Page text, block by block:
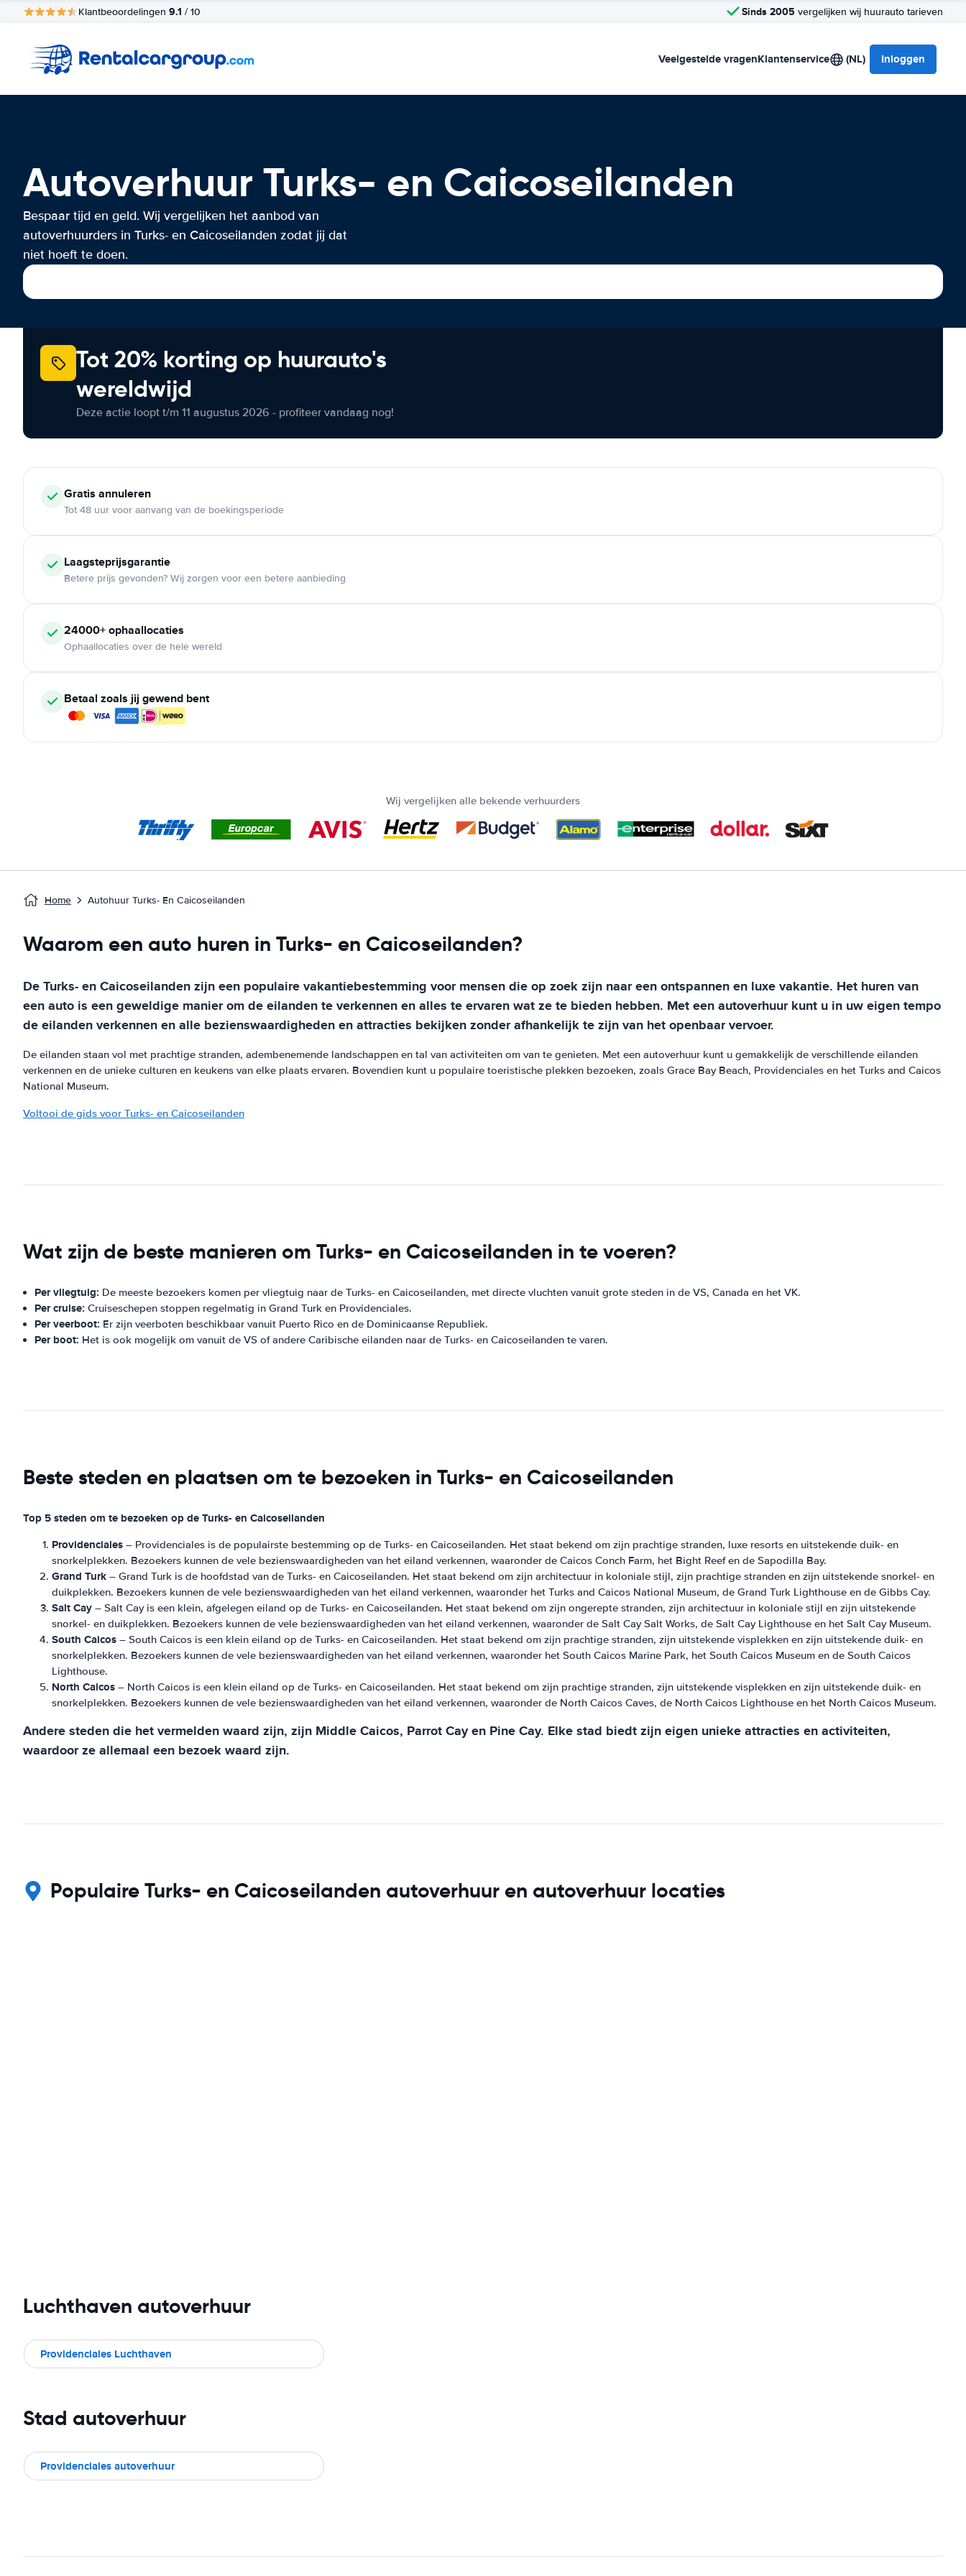
Klantbeoordelingen 9.1 / 10 Sinds 2005 vergelijken wij huurauto tarieven
Veelgestelde vragenKlantenservice (NL) Inloggen
Autoverhuur Turks- en Caicoseilanden
Bespaar tijd en geld. Wij vergelijken het aanbod van
autoverhuurders in Turks- en Caicoseilanden zodat jij dat
niet hoeft te doen.
Tot 20% korting op huurauto's
wereldwijd
Deze actie loopt t/m 11 augustus 2026 - profiteer vandaag nog!
Gratis annuleren
Tot 48 uur voor aanvang van de boekingsperiode
Laagsteprijsgarantie
Betere prijs gevonden? Wij zorgen voor een betere aanbieding
24000+ ophaallocaties
Ophaallocaties over de hele wereld
Betaal zoals jij gewend bent
Wij vergelijken alle bekende verhuurders
Home Autohuur Turks- En Caicoseilanden
Waarom een auto huren in Turks- en Caicoseilanden?
De Turks- en Caicoseilanden zijn een populaire vakantiebestemming voor mensen die op zoek zijn naar een ontspannen en luxe vakantie. Het huren van
een auto is een geweldige manier om de eilanden te verkennen en alles te ervaren wat ze te bieden hebben. Met een autoverhuur kunt u in uw eigen tempo
de eilanden verkennen en alle bezienswaardigheden en attracties bekijken zonder afhankelijk te zijn van het openbaar vervoer.
De eilanden staan ​​vol met prachtige stranden, adembenemende landschappen en tal van activiteiten om van te genieten. Met een autoverhuur kunt u gemakkelijk de verschillende eilanden
verkennen en de unieke culturen en keukens van elke plaats ervaren. Bovendien kunt u populaire toeristische plekken bezoeken, zoals Grace Bay Beach, Providenciales en het Turks and Caicos
National Museum.
Voltooi de gids voor Turks- en Caicoseilanden
Wat zijn de beste manieren om Turks- en Caicoseilanden in te voeren?
Per vliegtuig: De meeste bezoekers komen per vliegtuig naar de Turks- en Caicoseilanden, met directe vluchten vanuit grote steden in de VS, Canada en het VK.
Per cruise: Cruiseschepen stoppen regelmatig in Grand Turk en Providenciales.
Per veerboot: Er zijn veerboten beschikbaar vanuit Puerto Rico en de Dominicaanse Republiek.
Per boot: Het is ook mogelijk om vanuit de VS of andere Caribische eilanden naar de Turks- en Caicoseilanden te varen.
Beste steden en plaatsen om te bezoeken in Turks- en Caicoseilanden
Top 5 steden om te bezoeken op de Turks- en Caicoseilanden
Providenciales – Providenciales is de populairste bestemming op de Turks- en Caicoseilanden. Het staat bekend om zijn prachtige stranden, luxe resorts en uitstekende duik- en
snorkelplekken. Bezoekers kunnen de vele bezienswaardigheden van het eiland verkennen, waaronder de Caicos Conch Farm, het Bight Reef en de Sapodilla Bay.
Grand Turk – Grand Turk is de hoofdstad van de Turks- en Caicoseilanden. Het staat bekend om zijn architectuur in koloniale stijl, zijn prachtige stranden en zijn uitstekende snorkel- en
duikplekken. Bezoekers kunnen de vele bezienswaardigheden van het eiland verkennen, waaronder het Turks and Caicos National Museum, de Grand Turk Lighthouse en de Gibbs Cay.
Salt Cay – Salt Cay is een klein, afgelegen eiland op de Turks- en Caicoseilanden. Het staat bekend om zijn ongerepte stranden, zijn architectuur in koloniale stijl en zijn uitstekende
snorkel- en duikplekken. Bezoekers kunnen de vele bezienswaardigheden van het eiland verkennen, waaronder de Salt Cay Salt Works, de Salt Cay Lighthouse en het Salt Cay Museum.
South Caicos – South Caicos is een klein eiland op de Turks- en Caicoseilanden. Het staat bekend om zijn prachtige stranden, zijn uitstekende visplekken en zijn uitstekende duik- en
snorkelplekken. Bezoekers kunnen de vele bezienswaardigheden van het eiland verkennen, waaronder het South Caicos Marine Park, het South Caicos Museum en de South Caicos
Lighthouse.
North Caicos – North Caicos is een klein eiland op de Turks- en Caicoseilanden. Het staat bekend om zijn prachtige stranden, zijn uitstekende visplekken en zijn uitstekende duik- en
snorkelplekken. Bezoekers kunnen de vele bezienswaardigheden van het eiland verkennen, waaronder de North Caicos Caves, de North Caicos Lighthouse en het North Caicos Museum.
Andere steden die het vermelden waard zijn, zijn Middle Caicos, Parrot Cay en Pine Cay. Elke stad biedt zijn eigen unieke attracties en activiteiten,
waardoor ze allemaal een bezoek waard zijn.
Populaire Turks- en Caicoseilanden autoverhuur en autoverhuur locaties
Luchthaven autoverhuur
Providenciales Luchthaven
Stad autoverhuur
Providenciales autoverhuur